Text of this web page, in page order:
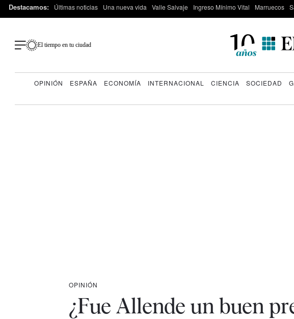
Destacamos: Últimas noticias Una nueva vida Valle Salvaje Ingreso Mínimo Vital Marruecos
El tiempo en tu ciudad
OPINIÓN ESPAÑA ECONOMÍA INTERNACIONAL CIENCIA SOCIEDAD
OPINIÓN
¿Fue Allende un buen